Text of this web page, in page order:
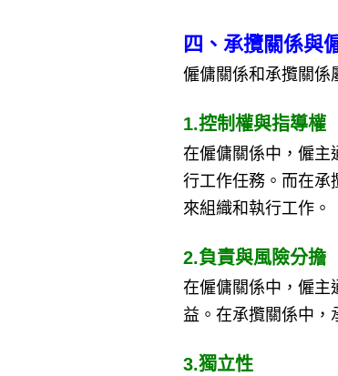
四、承攬關係與
僱傭關係和承攬關係
1.控制權與指導權
在僱傭關係中，僱主
行工作任務。而在承
來組織和執行工作。
2.負責與風險分擔
在僱傭關係中，僱主
益。在承攬關係中，
3.獨立性